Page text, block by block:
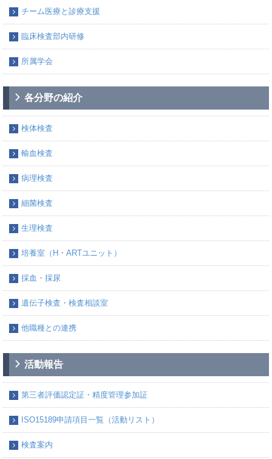
チーム医療と診療支援
臨床検査部内研修
所属学会
各分野の紹介
検体検査
輸血検査
病理検査
細菌検査
生理検査
培養室（H・ARTユニット）
採血・採尿
遺伝子検査・検査相談室
他職種との連携
活動報告
第三者評価認定証・精度管理参加証
ISO15189申請項目一覧（活動リスト）
検査案内